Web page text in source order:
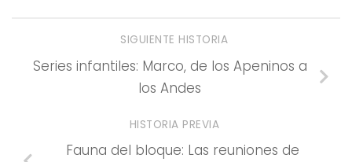
SIGUIENTE HISTORIA
Series infantiles: Marco, de los Apeninos a
los Andes
HISTORIA PREVIA
Fauna del bloque: Las reuniones de